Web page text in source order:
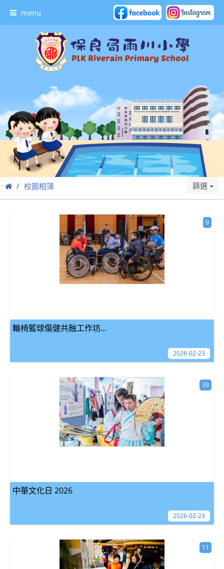
menu
校園相簿 篩選
輪椅籃球傷健共融工作坊...
9
2026-02-23
中華文化日 2026
39
2026-02-23
11